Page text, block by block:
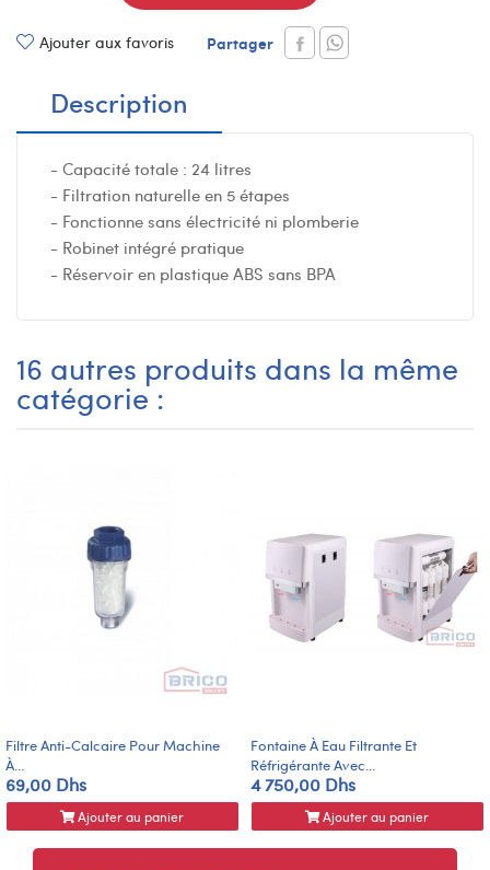
Ajouter aux favoris Partager
Description
- Capacité totale : 24 litres
- Filtration naturelle en 5 étapes
- Fonctionne sans électricité ni plomberie
- Robinet intégré pratique
- Réservoir en plastique ABS sans BPA
16 autres produits dans la même
catégorie :
Filtre Anti-Calcaire Pour Machine
À...
69,00 Dhs
Ajouter au panier
Fontaine À Eau Filtrante Et
Réfrigérante Avec...
4 750,00 Dhs
Ajouter au panier